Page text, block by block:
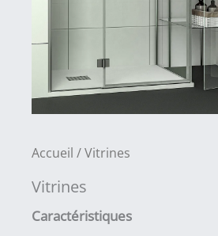
Accueil / Vitrines
Vitrines
Caractéristiques